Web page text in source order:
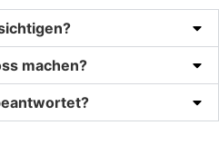
machen?